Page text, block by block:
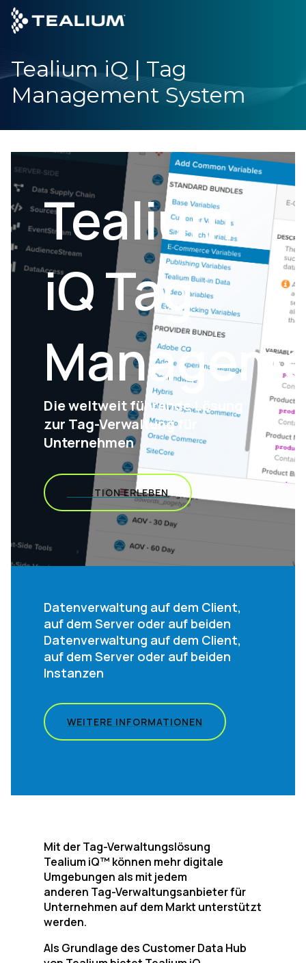
main
content
DEMO ANFORDERN
Lösungen
Branchen
Partner
Ressourcen
Unternehmen
Tealium iQ | Tag
Management System
Tealium
iQ Tag
Die weltweit führende Lösung
zur Tag-Verwaltung für
Unternehmen
IN AKTION ERLEBEN
Datenverwaltung auf dem Client,
auf dem Server oder auf beiden
Datenverwaltung auf dem Client,
auf dem Server oder auf beiden
Instanzen
WEITERE INFORMATIONEN
Mit der Tag-Verwaltungslösung
Tealium iQ™ können mehr digitale
Umgebungen als mit jedem
anderen Tag-Verwaltungsanbieter für
Unternehmen auf dem Markt unterstützt
werden.
Als Grundlage des Customer Data Hub